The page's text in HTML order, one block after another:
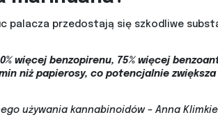
palacza przedostają się szkodliwe
więcej benzopirenu, 75% więcej
niż papierosy, co potencjalnie
używania kannabinoidów – Anna